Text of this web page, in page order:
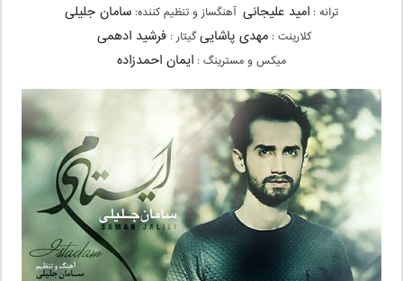
ترانه : امید علیجانی آهنگساز و تنظیم کننده: سامان جلیلی
کلارینت :مهدی پاشاییگیتار :فرشید ادهمی
میکس و مسترینگ : ایمان احمدزاده